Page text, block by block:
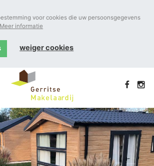
voor cookies die uw persoonsgegevens
Meer informatie
weiger cookies